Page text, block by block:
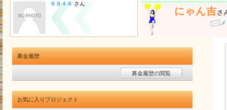
８８４８ さん
にゃん吉さ
募金履歴
募金履歴の閲覧
お気に入りプロジェクト